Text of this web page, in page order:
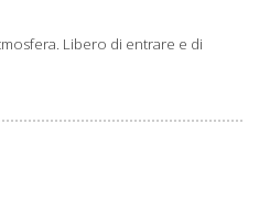
Libero di entrare e di